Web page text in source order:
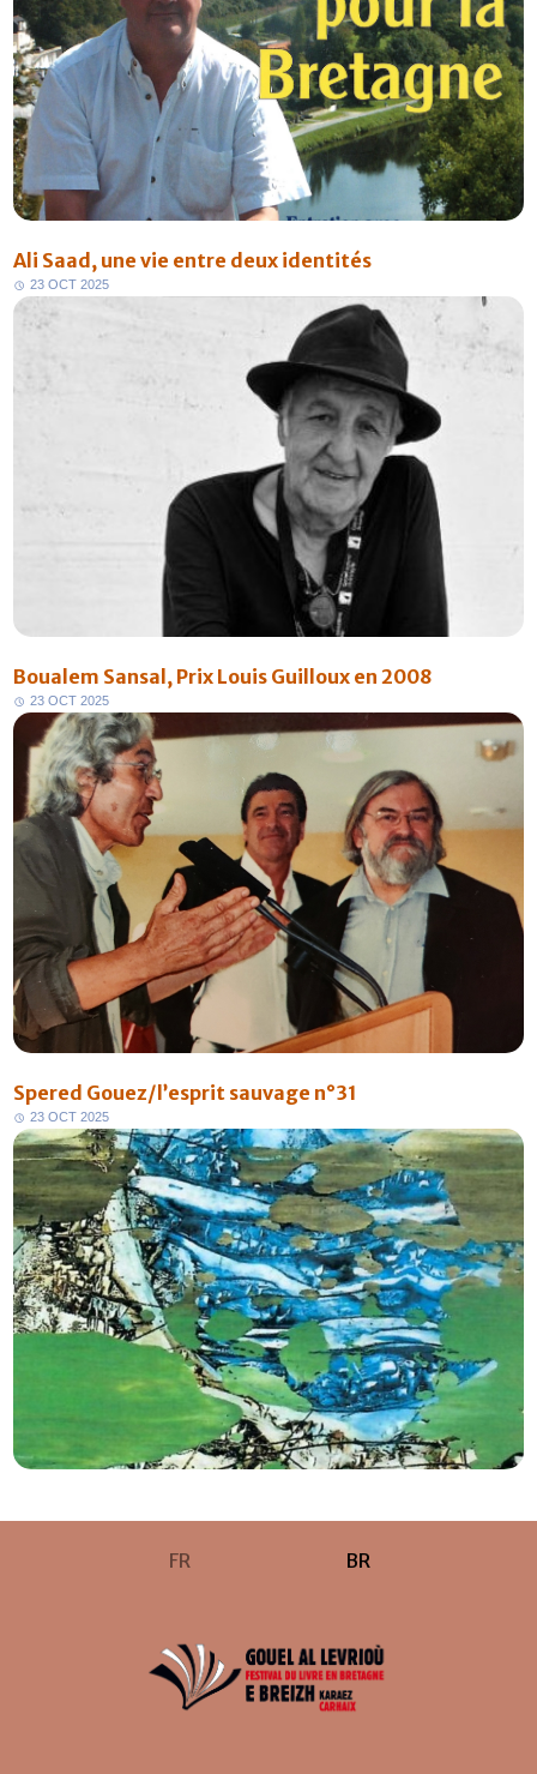
Ali Saad, une vie entre deux identités
23 OCT 2025
Boualem Sansal, Prix Louis Guilloux en 2008
23 OCT 2025
Spered Gouez/l’esprit sauvage n°31
23 OCT 2025
FR BR